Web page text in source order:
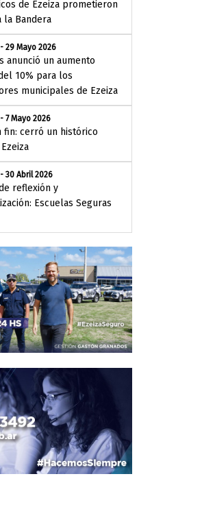
de Ezeiza prometieron
la Bandera
29 Mayo 2026
anunció un aumento
10% para los
municipales de Ezeiza
7 Mayo 2026
fin: cerró un histórico
30 Abril 2026
reflexión y
Escuelas Seguras